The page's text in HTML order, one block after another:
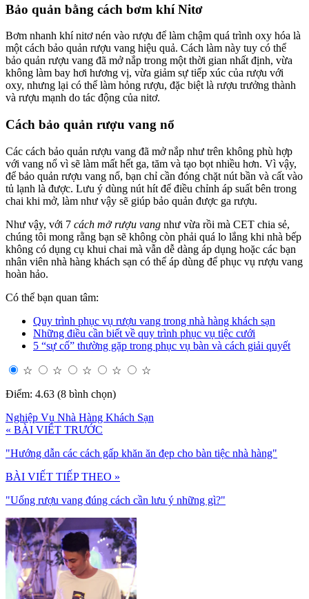
Bảo quản bằng cách bơm khí Nitơ
Bơm nhanh khí nitơ nén vào rượu để làm chậm quá trình oxy hóa là
một cách bảo quản rượu vang hiệu quả. Cách làm này tuy có thể
bảo quản rượu vang đã mở nắp trong một thời gian nhất định, vừa
không làm bay hơi hương vị, vừa giảm sự tiếp xúc của rượu với
oxy, nhưng lại có thể làm hỏng rượu, đặc biệt là rượu trưởng thành
và rượu mạnh do tác động của nitơ.
Cách bảo quản rượu vang nổ
Các cách bảo quản rượu vang đã mở nắp như trên không phù hợp
với vang nổ vì sẽ làm mất hết ga, tăm và tạo bọt nhiều hơn. Vì vậy,
để bảo quản rượu vang nổ, bạn chỉ cần đóng chặt nút bần và cất vào
tủ lạnh là được. Lưu ý dùng nút hít để điều chỉnh áp suất bên trong
chai khi mở, làm như vậy sẽ giúp bảo quản được ga rượu.
Như vậy, với 7 cách mở rượu vang như vừa rồi mà CET chia sẻ,
chúng tôi mong rằng bạn sẽ không còn phải quá lo lắng khi nhà bếp
không có dụng cụ khui chai mà vẫn dễ dàng áp dụng hoặc các bạn
nhân viên nhà hàng khách sạn có thể áp dùng để phục vụ rượu vang
hoàn hảo.
Có thể bạn quan tâm:
Quy trình phục vụ rượu vang trong nhà hàng khách sạn
Những điều cần biết về quy trình phục vụ tiệc cưới
5 “sự cố” thường gặp trong phục vụ bàn và cách giải quyết
☆ ☆ ☆ ☆
☆
Điểm: 4.63 (8 bình chọn)
Nghiệp Vụ Nhà Hàng Khách Sạn
« BÀI VIẾT TRƯỚC
"Hướng dẫn các cách gấp khăn ăn đẹp cho bàn tiệc nhà hàng"
BÀI VIẾT TIẾP THEO »
"Uống rượu vang đúng cách cần lưu ý những gì?"